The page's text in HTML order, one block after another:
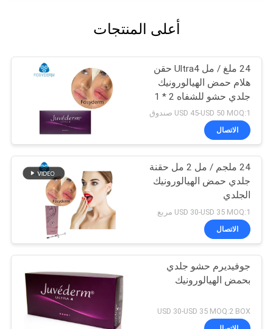
أعلى المنتجات
24 ملغ / مل Ultra4 حقن
هلام حمض الهيالورونيك
جلدي حشو للشفاه 2 * 1
مل
USD 45-USD 50 MOQ:1 صندوق
الاتصال
24 ملجم / مل 2 مل حقنة
جلدي حمض الهيالورونيك
الجلدي
USD 30-USD 35 MOQ:1 مربع
الاتصال
جوفيديرم حشو جلدي
بحمض الهيالورونيك
USD 30-USD 35 MOQ:2 BOX